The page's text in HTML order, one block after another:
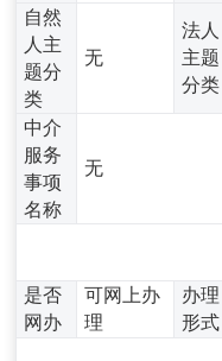
自然
人主
题分
类
无
法人
主题
分类
中介
服务
事项
名称
无
是否
网办
可网上办
理
办理
形式